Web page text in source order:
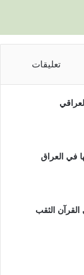
تعليقات
في العراق
الثقب